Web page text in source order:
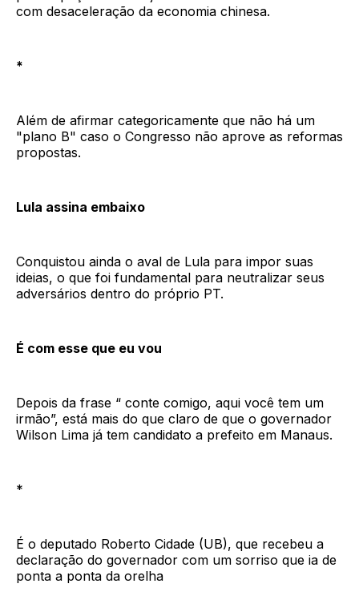
com desaceleração da economia chinesa.
*
Além de afirmar categoricamente que não há um
"plano B" caso o Congresso não aprove as reformas
propostas.
Lula assina embaixo
Conquistou ainda o aval de Lula para impor suas
ideias, o que foi fundamental para neutralizar seus
adversários dentro do próprio PT.
É com esse que eu vou
Depois da frase “ conte comigo, aqui você tem um
irmão”, está mais do que claro de que o governador
Wilson Lima já tem candidato a prefeito em Manaus.
*
É o deputado Roberto Cidade (UB), que recebeu a
declaração do governador com um sorriso que ia de
ponta a ponta da orelha